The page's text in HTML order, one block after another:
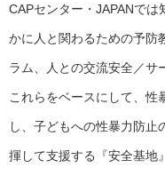
CAPセンター・JAPANで
かに人と関わるための予
ラム、人との交流安全／サ
これらをベースにして、性
し、子どもへの性暴力防止
揮して支援する『安全基地